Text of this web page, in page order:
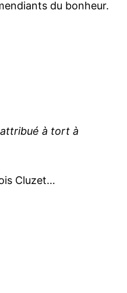
du bonheur.
à tort à
Cluzet…